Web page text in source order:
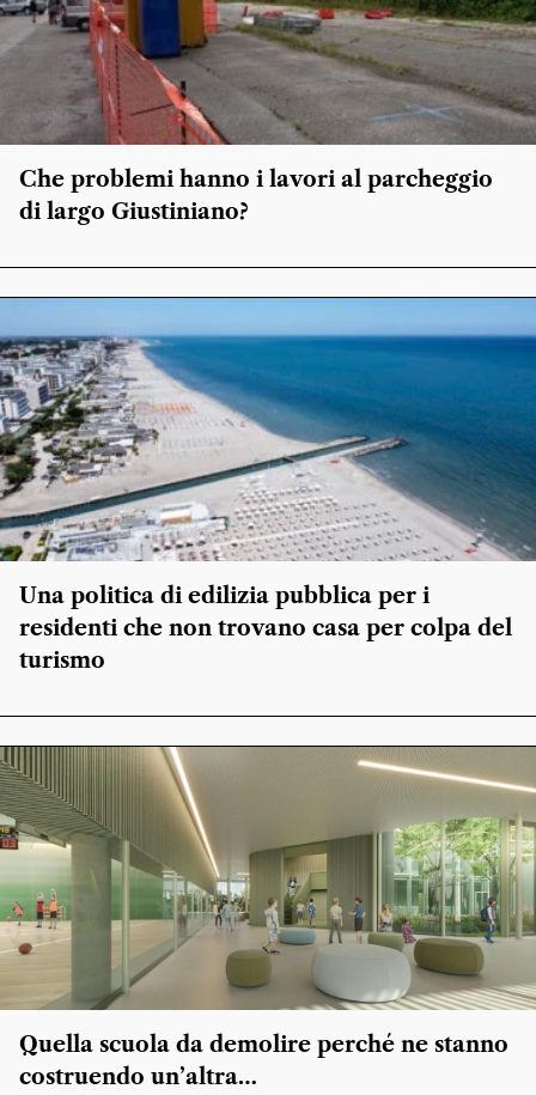
Che problemi hanno i lavori al parcheggio
di largo Giustiniano?
Una politica di edilizia pubblica per i
residenti che non trovano casa per colpa del
turismo
Quella scuola da demolire perché ne stanno
costruendo un’altra…